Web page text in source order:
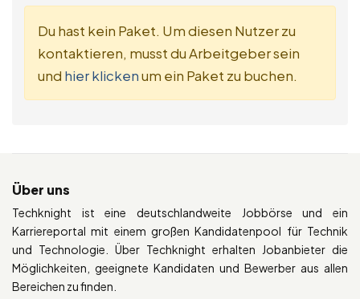
Du hast kein Paket. Um diesen Nutzer zu
kontaktieren, musst du Arbeitgeber sein
und hier klickenum ein Paket zu buchen.
Über uns
Techknight ist eine deutschlandweite Jobbörse und ein
Karriereportal mit einem großen Kandidatenpool für Technik
und Technologie. Über Techknight erhalten Jobanbieter die
Möglichkeiten, geeignete Kandidaten und Bewerber aus allen
Bereichen zu finden.